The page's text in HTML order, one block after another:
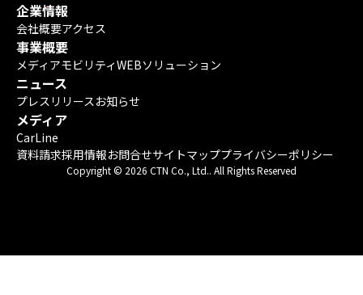
企業情報
会社概要アクセス
事業概要
メディアモビリティWEBソリューション
ニュース
プレスリリースお知らせ
メディア
CarLine
資料請求採用情報お問合せサイトマッププライバシーポリシー
Copyright © 2026 CTN Co., Ltd.. All Rights Reserved